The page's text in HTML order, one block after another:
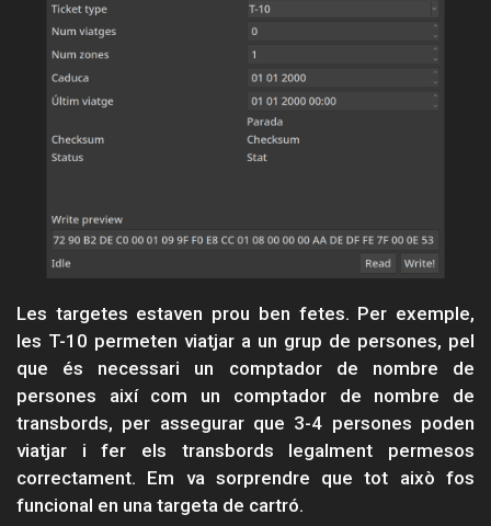
Les targetes estaven prou ben fetes. Per exemple,
les T-10 permeten viatjar a un grup de persones, pel
que és necessari un comptador de nombre de
persones així com un comptador de nombre de
transbords, per assegurar que 3-4 persones poden
viatjar i fer els transbords legalment permesos
correctament. Em va sorprendre que tot això fos
funcional en una targeta de cartró.